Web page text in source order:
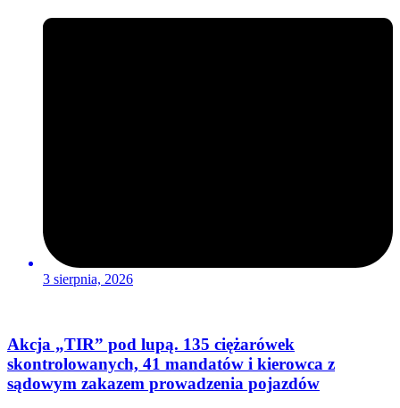
3 sierpnia, 2026
Akcja „TIR” pod lupą. 135 ciężarówek
skontrolowanych, 41 mandatów i kierowca z
sądowym zakazem prowadzenia pojazdów